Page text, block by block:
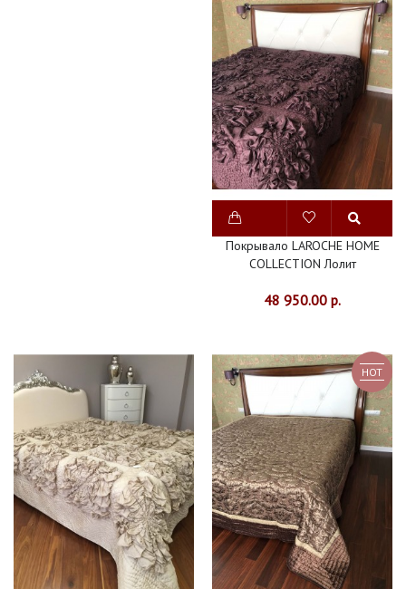
Покрывало LAROCHE HOME
COLLECTION Лолит
48 950.00 р.
HOT